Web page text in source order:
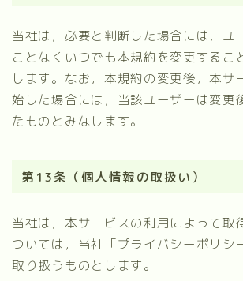
当社は，必要と判断した場合には，ユ
ことなくいつでも本規約を変更するこ
します。なお，本規約の変更後，本サ
始した場合には，当該ユーザーは変更
たものとみなします。
第13条（個人情報の取扱い）
当社は，本サービスの利用によって取
ついては，当社「プライバシーポリシ
取り扱うものとします。